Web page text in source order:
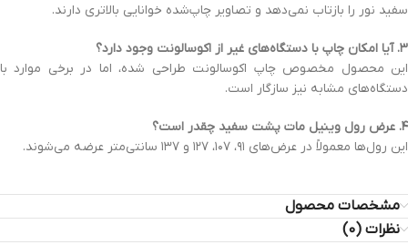
سفید نور را بازتاب نمی‌دهد و تصاویر چاپ‌شده خوانایی بالاتری دارند.
۳. آیا امکان چاپ با دستگاه‌های غیر از اکوسالونت وجود دارد؟
این محصول مخصوص چاپ اکوسالونت طراحی شده، اما در برخی موارد با
دستگاه‌های مشابه نیز سازگار است.
۴. عرض رول وینیل مات پشت سفید چقدر است؟
این رول‌ها معمولاً در عرض‌های ۹۱، ۱۰۷، ۱۲۷ و ۱۳۷ سانتی‌متر عرضه می‌شوند.
مشخصات محصول
نظرات (0)